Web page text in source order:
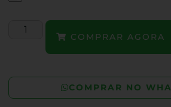
COMPRAR AGORA
COMPRAR NO